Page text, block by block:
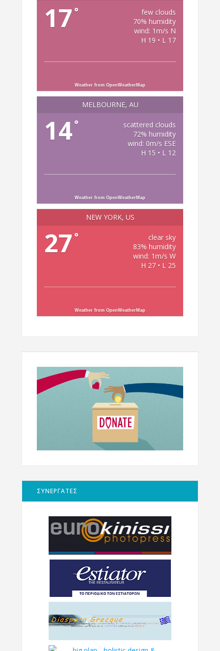
17 °
few clouds
70% humidity
wind: 1m/s N
H 19 • L 17
Weather from OpenWeatherMap
MELBOURNE, AU
14°
scattered clouds
72% humidity
wind: 0m/s ESE
H 15 • L 12
Weather from OpenWeatherMap
NEW YORK, US
27 °
clear sky
83% humidity
wind: 1m/s W
H 27 • L 25
Weather from OpenWeatherMap
ΣΥΝΕΡΓΑΤΕΣ